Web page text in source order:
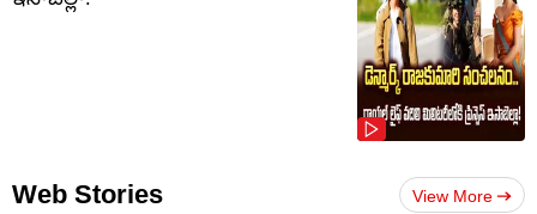
Web Stories View More